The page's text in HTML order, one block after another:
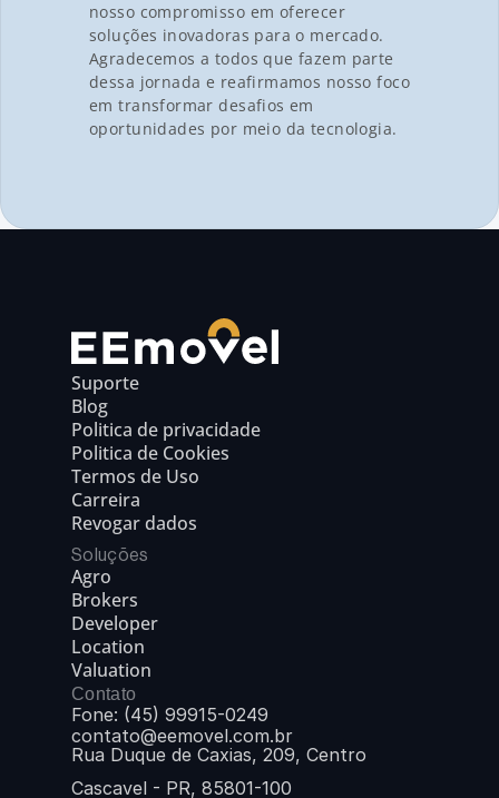
nosso compromisso em oferecer
soluções inovadoras para o mercado.
Agradecemos a todos que fazem parte
dessa jornada e reafirmamos nosso foco
em transformar desafios em
oportunidades por meio da tecnologia.
Suporte
Blog
Politica de privacidade
Politica de Cookies
Termos de Uso
Carreira
Revogar dados
Soluções
Agro
Brokers
Developer
Location
Valuation
Contato
Fone: (45) 99915-0249
contato@eemovel.com.br
Rua Duque de Caxias, 209, Centro
Cascavel - PR, 85801-100